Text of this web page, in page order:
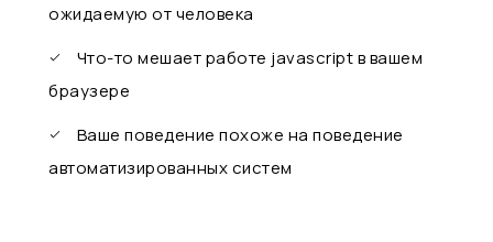
ожидаемую от человека
Что-то мешает работе javascript в вашем
браузере
Ваше поведение похоже на поведение
автоматизированных систем